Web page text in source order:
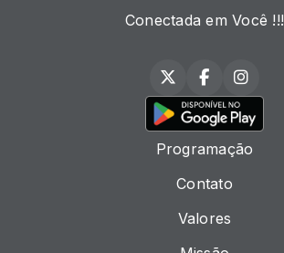
Conectada em Você !!!
Programação
Contato
Valores